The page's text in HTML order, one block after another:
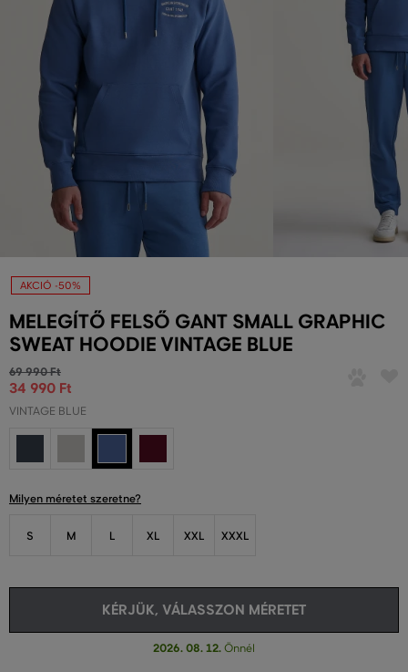
AKCIÓ -50%
MELEGÍTŐ FELSŐ GANT SMALL GRAPHIC
SWEAT HOODIE VINTAGE BLUE
69 990 Ft
34 990 Ft
VINTAGE BLUE
Milyen méretet szeretne?
S M L XL XXL XXXL
KÉRJÜK, VÁLASSZON MÉRETET
2026. 08. 12. Önnél